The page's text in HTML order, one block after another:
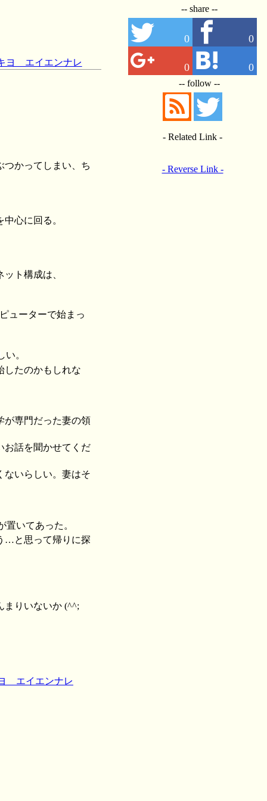
ヨ エイエンナレ
つかってしまい、ち
心に回る。
ト構成は、
ューターで始まっ
。
したのかもしれな
が専門だった妻の領
お話を聞かせてくだ
ないらしい。妻はそ
置いてあった。
…と思って帰りに探
まりいないか (^^;
エイエンナレ
-- share --
0 0
0 0
-- follow --
- Related Link -
- Reverse Link -